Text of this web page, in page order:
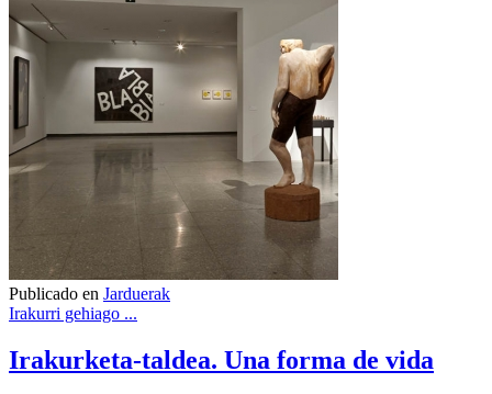
Publicado en Jarduerak
Irakurri gehiago ...
Irakurketa-taldea. Una forma de vida